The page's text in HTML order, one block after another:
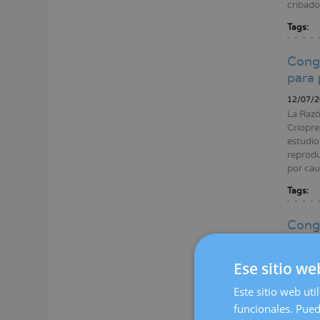
Tags:
para
12/07/
La
por
Tags:
La
Mujer
Ese sitio
Este sitio web
funcionales.